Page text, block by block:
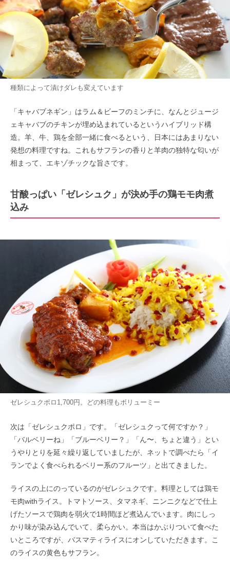
種類によって漬けダレも変えています
「キャバブネギン」はラム＆ビーフのミンチに、なんとジュージ
ェキャバブのチキンが埋め込まれているというハイブリッド構
造。羊、牛、鶏を全部一緒に食べるという、日本にはあまりない
発想の料理ですね。これもサフランの香りと羊肉の独特な匂いが
相まって、エキゾチックな旨さです。
甘酸っぱい「ゼレシュク」が決め手の鶏モモ肉煮
込み
ゼレシュクポロ1,700円。どの料理もボリューミー
次は「ゼレシュクポロ」です。「ゼレシュクって何ですか？」
「バルベリーね」「ブルーベリー？」「ん〜、ちょと違う」とい
うやりとりを延々繰り返していましたが、ネットで調べたら「イ
ランでよく食べられるベリー系のフルーツ」と出てきました。
ライスの上にのっているのがゼレシュクです。料理としては鶏モ
モ肉withライス。トマトソース、タマネギ、ニンニクなどで仕上
げたソースで鶏肉を弱火で1時間ほど煮込んでいます。肉にしっ
かり味が染み込んでいて、柔らかい。本当はかぶりついて食べた
いところですが、バスマティライスにオンしていただきます。こ
のライスの黄色もサフラン。